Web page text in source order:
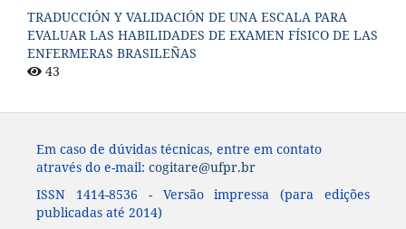
TRADUCCIÓN Y VALIDACIÓN DE UNA ESCALA PARA
EVALUAR LAS HABILIDADES DE EXAMEN FÍSICO DE LAS
ENFERMERAS BRASILEÑAS
43
Em caso de dúvidas técnicas, entre em contato
através do e-mail: cogitare@ufpr.br
ISSN 1414-8536 - Versão impressa (para edições
publicadas até 2014)